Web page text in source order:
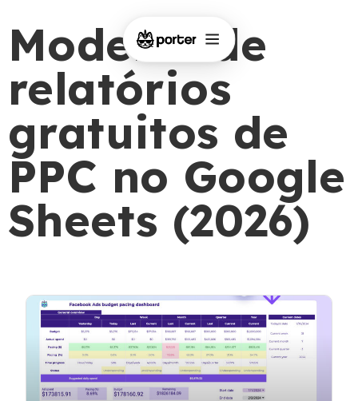
Modelos de
relatórios
gratuitos de
PPC no Google
Sheets (2026)